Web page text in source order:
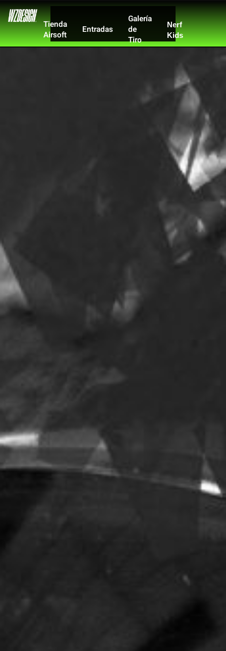
Tienda
Airsoft
Entradas
Galería
de
Tiro
Nerf
Kids